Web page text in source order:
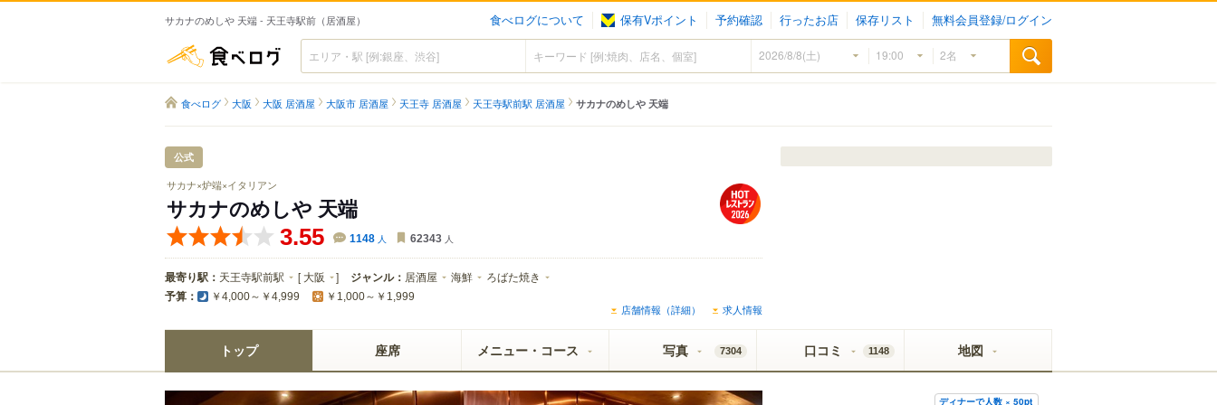
サカナのめしや 天端 - 天王寺駅前（居酒屋） 食べログについて 保有Vポイント 予約確認 行ったお店 保存リスト 無料会員登録/ログイン
食べログ
食べログ 大阪 大阪 居酒屋 大阪市 居酒屋 天王寺 居酒屋 天王寺駅前駅 居酒屋 サカナのめしや 天端
公式
サカナ×炉端×イタリアン
サカナのめしや 天端
3.55 1148 人 62343 人
最寄り駅： 天王寺駅前駅 [ 大阪 ] ジャンル： 居酒屋 海鮮 ろばた焼き
予算： ￥4,000～￥4,999 ￥1,000～￥1,999
店舗情報（詳細） 求人情報
トップ 座席 メニュー・コース 写真 7304 口コミ 1148 地図
ディナーで人数 × 50pt